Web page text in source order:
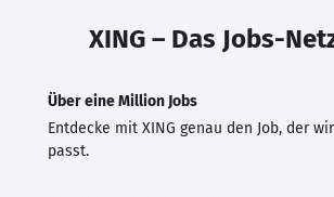
XING – Das Jobs-
Über eine Million Jobs
Entdecke mit XING genau den Job, der
passt.